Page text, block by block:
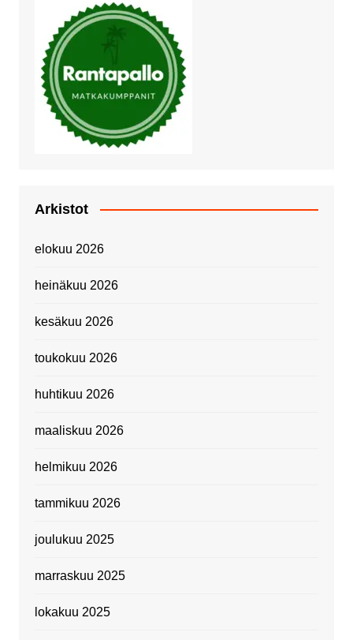
Arkistot
elokuu 2026
heinäkuu 2026
kesäkuu 2026
toukokuu 2026
huhtikuu 2026
maaliskuu 2026
helmikuu 2026
tammikuu 2026
joulukuu 2025
marraskuu 2025
lokakuu 2025